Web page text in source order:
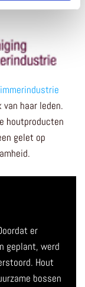
haar leden.
houtproducten
gelet op
er
geplant, werd
Hout
bossen